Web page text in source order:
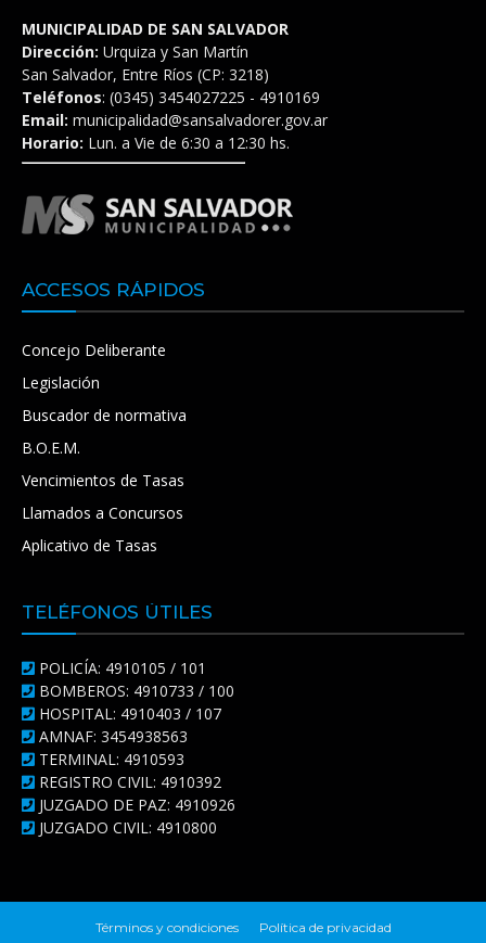
MUNICIPALIDAD DE SAN SALVADOR
Dirección: Urquiza y San Martín
San Salvador, Entre Ríos (CP: 3218)
Teléfonos: (0345) 3454027225 - 4910169
Email: municipalidad@sansalvadorer.gov.ar
Horario: Lun. a Vie de 6:30 a 12:30 hs.
ACCESOS RÁPIDOS
Concejo Deliberante
Legislación
Buscador de normativa
B.O.E.M.
Vencimientos de Tasas
Llamados a Concursos
Aplicativo de Tasas
TELÉFONOS ÚTILES
POLICÍA: 4910105 / 101
BOMBEROS: 4910733 / 100
HOSPITAL: 4910403 / 107
AMNAF: 3454938563
TERMINAL: 4910593
REGISTRO CIVIL: 4910392
JUZGADO DE PAZ: 4910926
JUZGADO CIVIL: 4910800
Términos y condiciones Política de privacidad